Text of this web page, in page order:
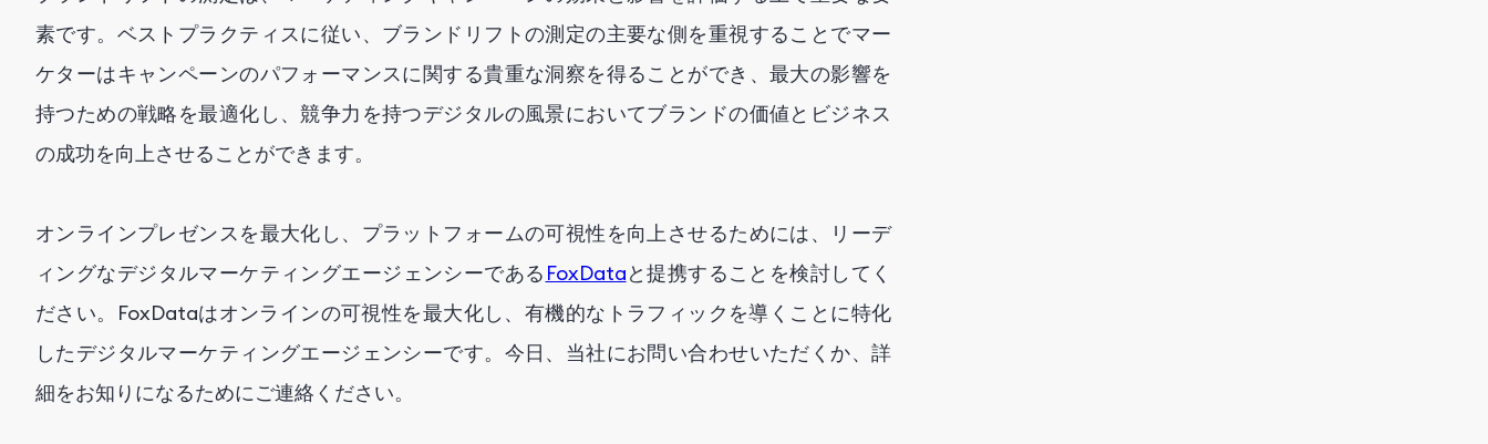
素です。ベストプラクティスに従い、ブランドリフトの測定の主要な側を重視することでマー
ケターはキャンペーンのパフォーマンスに関する貴重な洞察を得ることができ、最大の影響を
持つための戦略を最適化し、競争力を持つデジタルの風景においてブランドの価値とビジネス
の成功を向上させることができます。
オンラインプレゼンスを最大化し、プラットフォームの可視性を向上させるためには、リーデ
ィングなデジタルマーケティングエージェンシーである FoxDataと提携することを検討してく
ださい。FoxDataはオンラインの可視性を最大化し、有機的なトラフィックを導くことに特化
したデジタルマーケティングエージェンシーです。今日、当社にお問い合わせいただくか、詳
細をお知りになるためにご連絡ください。